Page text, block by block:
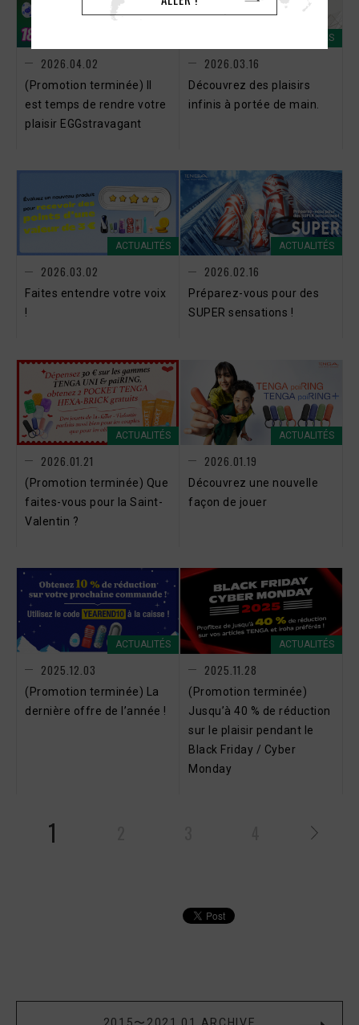
2026.04.02
(Promotion terminée) Il
est temps de rendre votre
plaisir EGGstravagant
ACTUALITÉS
2026.03.16
Découvrez des plaisirs
infinis à portée de main.
ACTUALITÉS
2026.03.02
Faites entendre votre voix
!
ACTUALITÉS
2026.02.16
Préparez-vous pour des
SUPER sensations !
ACTUALITÉS
2026.01.21
(Promotion terminée) Que
faites-vous pour la Saint-
Valentin ?
ACTUALITÉS
2026.01.19
Découvrez une nouvelle
façon de jouer
ACTUALITÉS
2025.12.03
(Promotion terminée) La
dernière offre de l’année !
ACTUALITÉS
2025.11.28
(Promotion terminée)
Jusqu’à 40 % de réduction
sur le plaisir pendant le
Black Friday / Cyber
Monday
1